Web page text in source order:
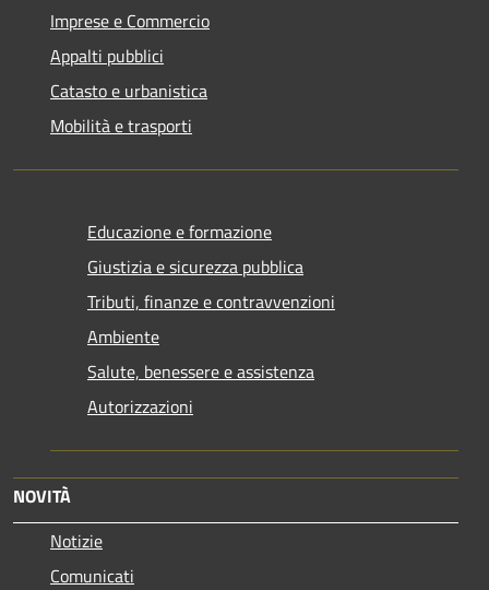
Imprese e Commercio
Appalti pubblici
Catasto e urbanistica
Mobilità e trasporti
Educazione e formazione
Giustizia e sicurezza pubblica
Tributi, finanze e contravvenzioni
Ambiente
Salute, benessere e assistenza
Autorizzazioni
NOVITÀ
Notizie
Comunicati